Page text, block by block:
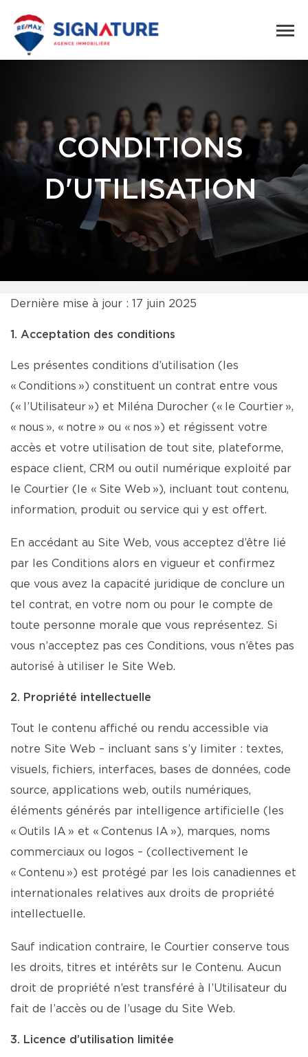
CONDITIONS
D'UTILISATION
Dernière mise à jour : 17 juin 2025
1. Acceptation des conditions
Les présentes conditions d’utilisation (les
« Conditions ») constituent un contrat entre vous
(« l’Utilisateur ») et Miléna Durocher (« le Courtier »,
« nous », « notre » ou « nos ») et régissent votre
accès et votre utilisation de tout site, plateforme,
espace client, CRM ou outil numérique exploité par
le Courtier (le « Site Web »), incluant tout contenu,
information, produit ou service qui y est offert.
En accédant au Site Web, vous acceptez d’être lié
par les Conditions alors en vigueur et confirmez
que vous avez la capacité juridique de conclure un
tel contrat, en votre nom ou pour le compte de
toute personne morale que vous représentez. Si
vous n’acceptez pas ces Conditions, vous n’êtes pas
autorisé à utiliser le Site Web.
2. Propriété intellectuelle
Tout le contenu affiché ou rendu accessible via
notre Site Web – incluant sans s’y limiter : textes,
visuels, fichiers, interfaces, bases de données, code
source, applications web, outils numériques,
éléments générés par intelligence artificielle (les
« Outils IA » et « Contenus IA »), marques, noms
commerciaux ou logos – (collectivement le
« Contenu ») est protégé par les lois canadiennes et
internationales relatives aux droits de propriété
intellectuelle.
Sauf indication contraire, le Courtier conserve tous
les droits, titres et intérêts sur le Contenu. Aucun
droit de propriété n’est transféré à l’Utilisateur du
fait de l’accès ou de l’usage du Site Web.
3. Licence d’utilisation limitée